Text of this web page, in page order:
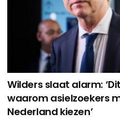
Wilders slaat alarm:
waarom asielzoekers
Nederland kiezen’